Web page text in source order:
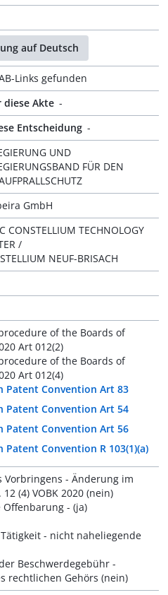
auf Deutsch
Links gefunden
diese Akte -
Entscheidung -
UND
FÜR DEN
GmbH
CONSTELLIUM TECHNOLOGY
/
NEUF-BRISACH
of the Boards of
Art 012(2)
of the Boards of
Art 012(4)
Patent Convention Art 83
Patent Convention Art 54
Patent Convention Art 56
Patent Convention R 103(1)(a)
Vorbringens - Änderung im
(4) VOBK 2020 (nein)
- (ja)
- nicht naheliegende
Beschwerdegebühr -
rechtlichen Gehörs (nein)